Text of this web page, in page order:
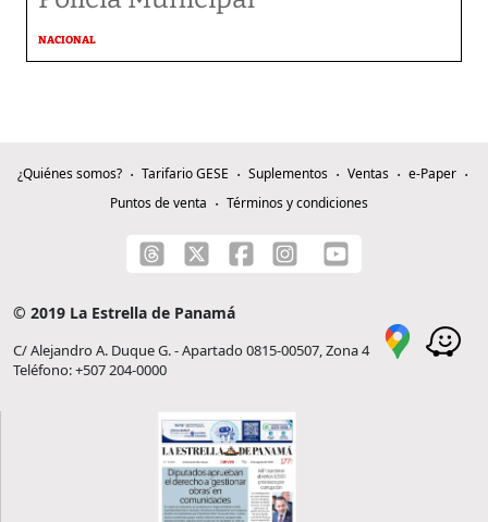
NACIONAL
¿Quiénes somos? Tarifario GESE Suplementos Ventas
e-Paper
Puntos de venta
Términos y condiciones
© 2019 La Estrella de Panamá
C/ Alejandro A. Duque G. - Apartado 0815-00507, Zona 4
Teléfono: +507 204-0000